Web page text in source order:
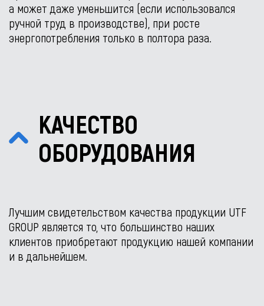
а может даже уменьшится (если использовался
ручной труд в производстве), при росте
энергопотребления только в полтора раза.
КАЧЕСТВО
ОБОРУДОВАНИЯ
Лучшим свидетельством качества продукции UTF
GROUP является то, что большинство наших
клиентов приобретают продукцию нашей компании
и в дальнейшем.